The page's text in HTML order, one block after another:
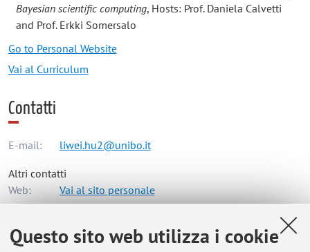
Questo sito web utilizza i cookie
Bayesian scientific computing, Hosts: Prof. Daniela Calvetti
and Prof. Erkki Somersalo
Go to Personal Website
Vai al Curriculum
Contatti
E-mail: liwei.hu2@unibo.it
Altri contatti
Web:
Vai al sito personale
Dipartimento di Matematica